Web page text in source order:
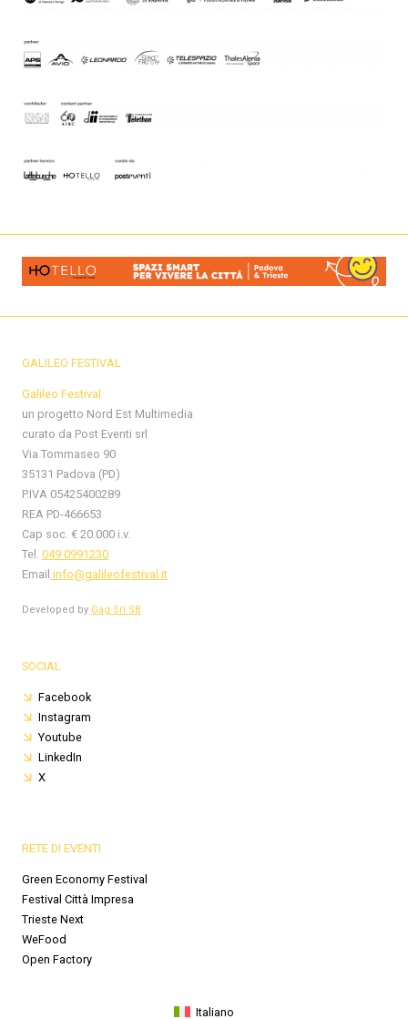
GALILEO FESTIVAL
Galileo Festival
un progetto Nord Est Multimedia
curato da Post Eventi srl
Via Tommaseo 90
35131 Padova (PD)
P.IVA 05425400289
REA PD-466653
Cap soc. € 20.000 i.v.
Tel. 049 0991230
Email info@galileofestival.it
Developed by Gag Srl SB
SOCIAL
Facebook
Instagram
Youtube
LinkedIn
X
RETE DI EVENTI
Green Economy Festival
Festival Città Impresa
Trieste Next
WeFood
Open Factory
Italiano